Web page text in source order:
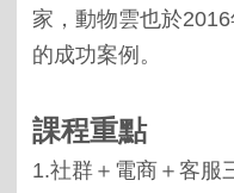
家，動物雲也於2016
的成功案例。
課程重點
1.社群＋電商＋客服